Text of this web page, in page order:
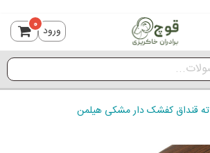
ورود 0
ته قنداق کفشک دار مشکی هیلمن